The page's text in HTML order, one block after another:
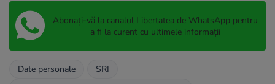
Abonați-vă la canalul Libertatea de WhatsApp pentru
a fi la curent cu ultimele informații
Date personale
SRI